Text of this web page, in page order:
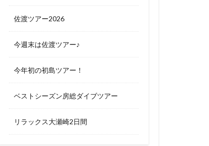
佐渡ツアー2026
今週末は佐渡ツアー♪
今年初の初島ツアー！
ベストシーズン房総ダイブツアー
リラックス大瀬崎2日間